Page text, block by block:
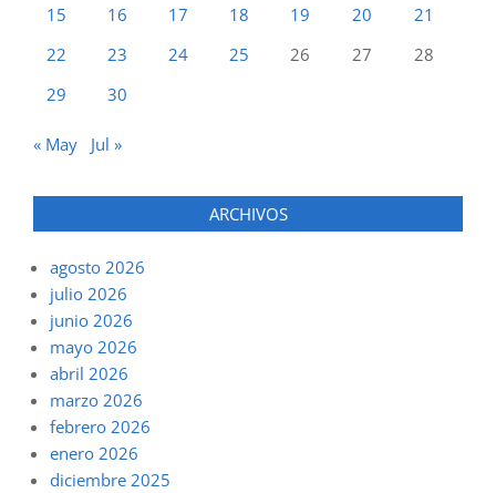
15
16 17 18 19 20
21
22
23 24 25 26 27
28
29
30
« May Jul »
ARCHIVOS
agosto 2026
julio 2026
junio 2026
mayo 2026
abril 2026
marzo 2026
febrero 2026
enero 2026
diciembre 2025